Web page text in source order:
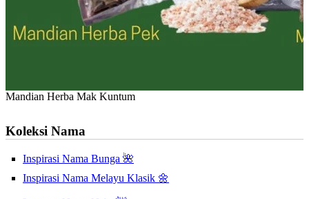
Mandian Herba Mak Kuntum
Koleksi Nama
Inspirasi Nama Bunga 🌺
Inspirasi Nama Melayu Klasik 🌼